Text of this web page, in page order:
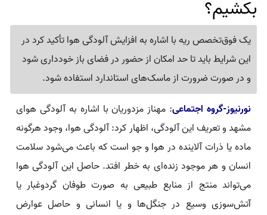
بکشیم؟
یک فوق‌تخصص ریه با اشاره به افزایش آلودگی هوا تأکید کرد در
این شرایط باید تا حد امکان از حضور در فضای باز خودداری شود
و در صورت ضرورت از ماسک‌های استاندارد استفاده شود.
نورنیوز-گروه اجتماعی: مهناز مزدوریان با اشاره به آلودگی هوای
مشهد و تعریف این آلودگی، اظهار کرد: آلودگی هوا، وجود هرگونه
ماده یا ذرات آلاینده در هوا و جو است که باعث می‌شود سلامت
انسان و هر موجود زنده‌ای به خطر افتد. حاصل این آلودگی هوا
می‌تواند منتج از منابع طبیعی به صورت طوفان گردوغبار یا
آتش‌سوزی وسیع در جنگل‌ها و یا انسانی و حاصل عوارض